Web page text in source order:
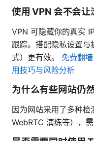
使用 VPN 会不会让
VPN 可隐藏你的真实
跟踪。搭配隐私设置
式）更有效。 免费翻
用技巧与风险分析
为什么有些网站仍
因为网站采用了多种检
WebRTC 演练等），